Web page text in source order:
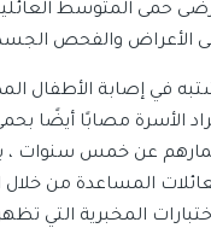
حمى المتوسط
الأعراض والفحص
في إصابة الأطفال
الأسرة مصابًا أيضًا
عن خمس سنوات ،
المساعدة من
المخبرية التي